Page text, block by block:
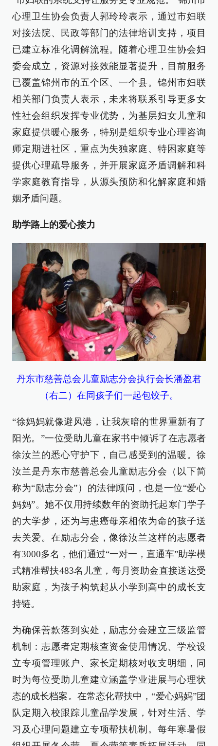
心理卫生协会负责人郭玲玲表示，通过市妇联
对接法院、民政等部门的法律培训支持，项目
已建立标准化调解流程。随着心理卫生协会妇
委会成立，资源对接效能显著提升，目前服务
已覆盖锦州市的五个区、一个县。锦州市妇联
相关部门负责人表示，未来将联系引导更多女
性社会组织发挥专业优势，为基层妇女儿童和
家庭提供暖心服务，特别是组织专业心理咨询
师定期进社区，重点为失独家庭、特困家庭等
提供心理疏导服务，并开展家庭矛盾调解和科
学家庭教育指导，从源头预防和化解家庭和婚
姻矛盾问题。
助学路上的爱心接力
丹东市慈善总会儿童励志分会执行会长潘盈君
（右二）在同孩子们一起包饺子。
“徐妈妈就像避风港，让我灰暗的世界重新有了
阳光。”一位受助儿童在家书中倾诉了在志愿者
徐汝兰的悉心守护下，自己感受到的温暖。徐
汝兰是丹东市慈善总会儿童励志分会（以下简
称为“励志分会”）的法律顾问，也是一位“爱心
妈妈”。她不仅用持续数年的资助托起寒门学子
的大学梦，还为与患癌母亲相依为命的孩子送
去关爱。在励志分会，像徐汝兰这样的志愿者
有3000多名，他们通过“一对一，直通车”助学模
式精准帮扶483名儿童，每月资助金直接送达受
助家庭，为孩子构筑起从小学到高中的成长支
持链。
为确保善款落到实处，励志分会建立三级监管
机制：志愿者定期核查资金使用情况、学校设
立专项管理账户、家长定期核对收支明细，同
时为每位受助儿童建立涵盖学业进展与心理状
态的成长档案。在常态化帮扶中，“爱心妈妈”团
队定期入校跟踪儿童品学发展，针对生活、学
习及心理问题建立专项帮扶机制。每年寒暑假